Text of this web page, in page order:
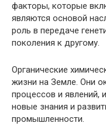
факторы, которые
являются основой
роль в передаче
поколения к другому.
Органические
жизни на Земле. Они
процессов и явлений,
новые знания и
промышленности.